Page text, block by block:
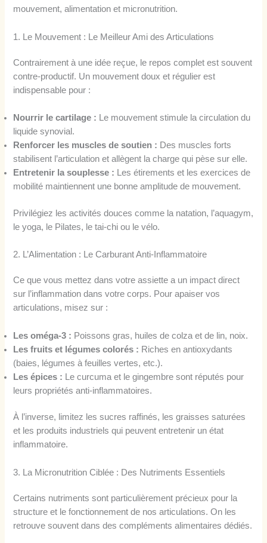
mouvement, alimentation et micronutrition.
1. Le Mouvement : Le Meilleur Ami des Articulations
Contrairement à une idée reçue, le repos complet est souvent
contre-productif. Un mouvement doux et régulier est
indispensable pour :
Nourrir le cartilage : Le mouvement stimule la circulation du
liquide synovial.
Renforcer les muscles de soutien : Des muscles forts
stabilisent l’articulation et allègent la charge qui pèse sur elle.
Entretenir la souplesse : Les étirements et les exercices de
mobilité maintiennent une bonne amplitude de mouvement.
Privilégiez les activités douces comme la natation, l’aquagym,
le yoga, le Pilates, le tai-chi ou le vélo.
2. L’Alimentation : Le Carburant Anti-Inflammatoire
Ce que vous mettez dans votre assiette a un impact direct
sur l’inflammation dans votre corps. Pour apaiser vos
articulations, misez sur :
Les oméga-3 : Poissons gras, huiles de colza et de lin, noix.
Les fruits et légumes colorés : Riches en antioxydants
(baies, légumes à feuilles vertes, etc.).
Les épices : Le curcuma et le gingembre sont réputés pour
leurs propriétés anti-inflammatoires.
À l’inverse, limitez les sucres raffinés, les graisses saturées
et les produits industriels qui peuvent entretenir un état
inflammatoire.
3. La Micronutrition Ciblée : Des Nutriments Essentiels
Certains nutriments sont particulièrement précieux pour la
structure et le fonctionnement de nos articulations. On les
retrouve souvent dans des compléments alimentaires dédiés.